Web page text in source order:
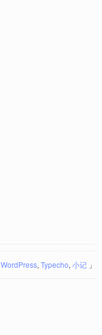
WordPress, Typecho, 小记 」